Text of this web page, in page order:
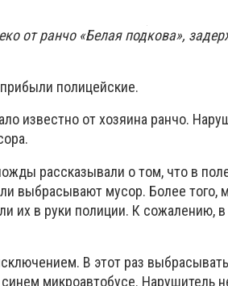
от ранчо «Белая подкова»,
полицейские.
известно от хозяина ранчо.
рассказывали о том, что в
выбрасывают мусор. Более того,
их в руки полиции. К сожалению,
В этот раз
микроавтобусе. Нарушитель